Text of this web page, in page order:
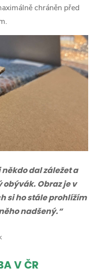
chráněn před
dal záležet a
Obraz je v
si ho stále prohlížím
nadšený.“
V ČR